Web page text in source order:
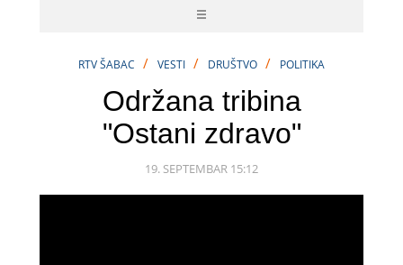
RTV ŠABAC / VESTI / DRUŠTVO / POLITIKA
Održana tribina
"Ostani zdravo"
19. SEPTEMBAR 15:12